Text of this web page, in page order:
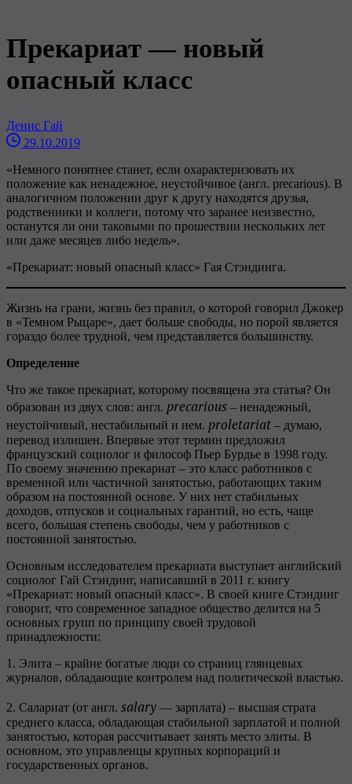
Прекариат — новый
опасный класс
Денис Гай
29.10.2019
«Немного понятнее станет, если охарактеризовать их
положение как ненадежное, неустойчивое (англ. precarious). В
аналогичном положении друг к другу находятся друзья,
родственники и коллеги, потому что заранее неизвестно,
останутся ли они таковыми по прошествии нескольких лет
или даже месяцев либо недель».
«Прекариат: новый опасный класс» Гая Стэндинга.
Жизнь на грани, жизнь без правил, о которой говорил Джокер
в «Темном Рыцаре», дает больше свободы, но порой является
гораздо более трудной, чем представляется большинству.
Определение
Что же такое прекариат, которому посвящена эта статья? Он
образован из двух слов: англ. precarious – ненадежный,
неустойчивый, нестабильный и нем. proletariat – думаю,
перевод излишен. Впервые этот термин предложил
французский социолог и философ Пьер Бурдье в 1998 году.
По своему значению прекариат – это класс работников с
временной или частичной занятостью, работающих таким
образом на постоянной основе. У них нет стабильных
доходов, отпусков и социальных гарантий, но есть, чаще
всего, большая степень свободы, чем у работников с
постоянной занятостью.
Основным исследователем прекариата выступает английский
социолог Гай Стэндинг, написавший в 2011 г. книгу
«Прекариат: новый опасный класс». В своей книге Стэндинг
говорит, что современное западное общество делится на 5
основных групп по принципу своей трудовой
принадлежности:
1. Элита – крайне богатые люди со страниц глянцевых
журналов, обладающие контролем над политической властью.
2. Салариат (от англ. salary — зарплата) – высшая страта
среднего класса, обладающая стабильной зарплатой и полной
занятостью, которая рассчитывает занять место элиты. В
основном, это управленцы крупных корпораций и
государственных органов.